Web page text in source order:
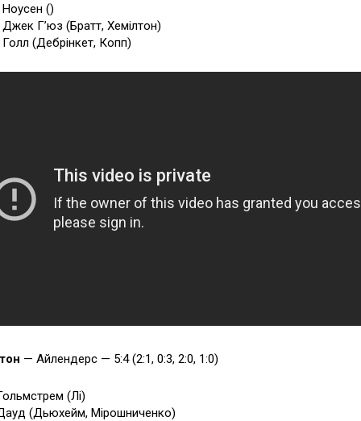
()
Г’юз (Братт, Хемілтон)
(Дебрінкет, Копп)
— Айлендерс — 5:4 (2:1, 0:3, 2:0, 1:0)
(Лі)
(Дьюхейм, Мірошниченко)